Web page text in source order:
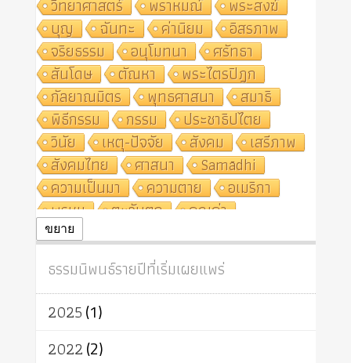
วิทยาศาสตร์ พราหมณ์
พระสงฆ์
บุญ
ฉันทะ ค่านิยม
อิสรภาพ
จริยธรรม
อนุโมทนา
ศรัทธา
สันโดษ
ตัณหา
พระไตรปิฎก
กัลยาณมิตร
พุทธศาสนา
สมาธิ
พิธีกรรม
กรรม
ประชาธิปไตย
วินัย
เหตุ-ปัจจัย สังคม
เสรีภาพ
สังคมไทย
ศาสนา
Samādhi
ความเป็นมา
ความตาย
อเมริกา
พรหม
ตะวันตก
คุณค่า
ปฏิจจสมุปบาท
ศาสนาประจำชาติ
อินเดีย
ผู้บริโภค
ธรรมาธิปไตย
จักร
การแยกรัฐกับศาสนา
ธรรมชาติ
เทคโนโลยี
สิทธิ
พุทธบริษัท
ขยาย
ธรรมนิพนธ์รายปีที่เริ่มเผยแพร่
2025(1)
2022(2)